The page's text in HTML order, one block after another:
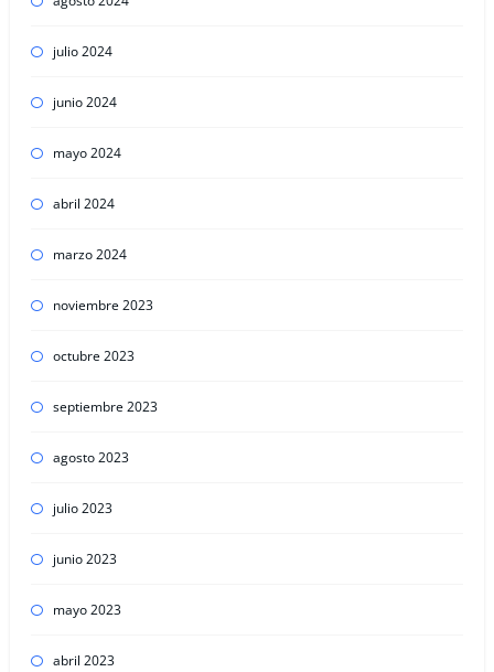
julio 2024
junio 2024
mayo 2024
abril 2024
marzo 2024
noviembre 2023
octubre 2023
septiembre 2023
agosto 2023
julio 2023
junio 2023
mayo 2023
abril 2023